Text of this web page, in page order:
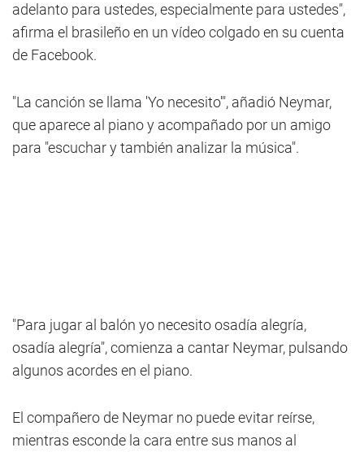
adelanto para ustedes, especialmente para ustedes",
afirma el brasileño en un vídeo colgado en su cuenta
de Facebook.
"La canción se llama 'Yo necesito'", añadió Neymar,
que aparece al piano y acompañado por un amigo
para "escuchar y también analizar la música".
"Para jugar al balón yo necesito osadía alegría,
osadía alegría", comienza a cantar Neymar, pulsando
algunos acordes en el piano.
El compañero de Neymar no puede evitar reírse,
mientras esconde la cara entre sus manos al